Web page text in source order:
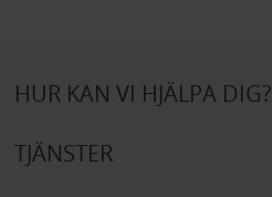
HUR KAN VI HJÄLPA DIG?
TJÄNSTER